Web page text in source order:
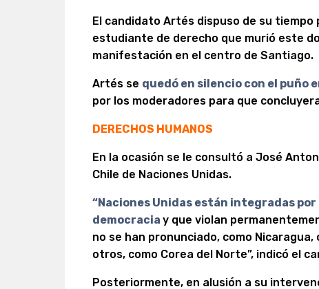
El candidato Artés dispuso de su tiempo
estudiante de derecho que murió este
manifestación en el centro de Santiago.
Artés se quedó en silencio con el puño
por los moderadores para que
DERECHOS HUMANOS
En la ocasión se le consultó a José
Chile de Naciones Unidas.
“Naciones Unidas están integradas por
democraciay que violan
no se han pronunciado, como
otros, como Corea del Norte”, indicó el
Posteriormente, en alusión a su